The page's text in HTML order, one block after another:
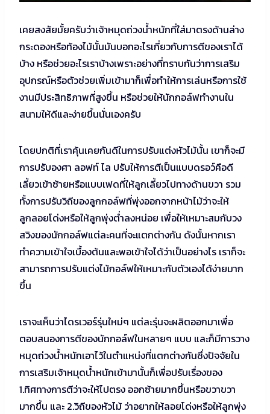
เคยสงสัยมั้ยครับว่าเจ้าหมุดถ่วงน้ำหนักที่ใส่มาตรงด้านล่าง
กระดองหรือท้องไม้นั้นมันบอกอะไรเกี่ยวกับการตีของเราได้
บ้าง หรือช่วยอะไรเราบ้างเพราะอย่างที่ทราบกันว่าการเสริม
อุปกรณ์หรือตัวช่วยเพิ่มเข้ามาก็เพื่อทำให้การเล่นหรือการใช้
งานมีประสิทธิภาพที่สูงขึ้น หรือช่วยให้นักกอล์ฟทำงานใน
สนามให้ดีและง่ายขึ้นนั่นเองครับ
โดยปกติที่เราคุ้นเคยกันดีในการปรับแต่งหัวไม้นั้น เขาก็จะมี
การปรับองศา ลอฟท์ ไล ปรับให้การตีเป็นแบบดรอว์คือดี
เลี้ยวเข้าซ้ายหรือแบบเฟดที่ให้ลูกเลี้ยวไปทางด้านขวา รวม
ทั้งการปรับวิถีของลูกกอล์ฟที่พุ่งออกจากหน้าไม้ว่าจะให้
ลูกลอยโด่งหรือให้ลูกพุ่งต่ำลงหน่อย เพื่อให้เหมาะสมกับวง
สวิงของนักกอล์ฟแต่ละคนที่จะแตกต่างกัน ดังนั้นหากเรา
ทำความเข้าใจเบื้องต้นและพอเข้าใจได้ว่าเป็นอย่างไร เราก็จะ
สามารถการปรับแต่งไม้กอล์ฟให้เหมาะกับตัวเองได้ง่ายมาก
ขึ้น
เราจะเห็นว่าไดรเวอร์รุ่นใหม่ๆ แต่ละรุ่นจะผลิตออกมาเพื่อ
ตอบสนองการตีของนักกอล์ฟในหลายๆ แบบ และก็มีการวาง
หมุดถ่วงน้ำหนักเอาไว้ในตำแหน่งที่แตกต่างกันซึ่งปัจจัยใน
การเสริมเจ้าหมุดน้ำหนักเข้ามานั้นก็เพื่อปรับเรื่องของ
1.ทิศทางการตีว่าจะให้ไปตรง ออกซ้ายมากขึ้นหรือขวาขวา
มากขึ้น และ 2.วิถีของหัวไม้ ว่าอยากให้ลอยโด่งหรือให้ลูกพุ่ง